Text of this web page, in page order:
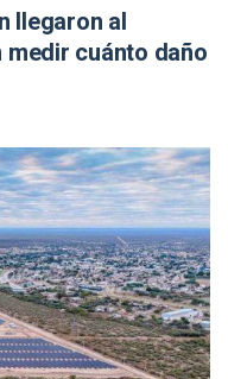
llegaron al
cuánto daño